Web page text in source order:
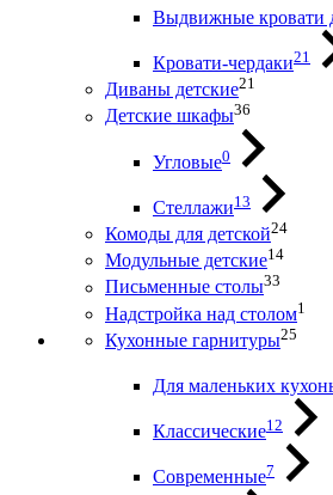
Выдвижные кровати
Кровати-чердаки21
Диваны детские21
Детские шкафы36
Угловые0
Стеллажи13
Комоды для детской24
Модульные детские14
Письменные столы33
Надстройка над столом1
Кухонные гарнитуры25
Для маленьких
Классические12
Современные7